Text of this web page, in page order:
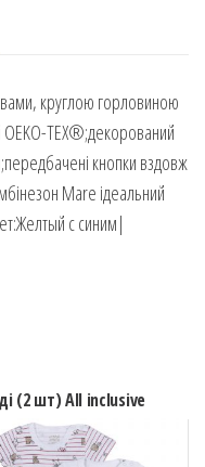
круглою горловиною
OEKO-TEX®;декорований
кнопки вздовж
Mare ідеальний
с синим|
(2 шт) All inclusive